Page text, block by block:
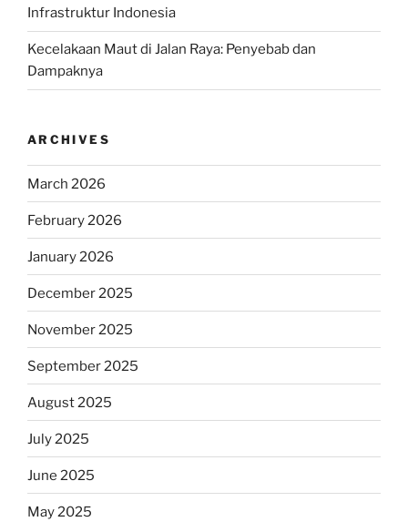
Infrastruktur Indonesia
Kecelakaan Maut di Jalan Raya: Penyebab dan
Dampaknya
ARCHIVES
March 2026
February 2026
January 2026
December 2025
November 2025
September 2025
August 2025
July 2025
June 2025
May 2025